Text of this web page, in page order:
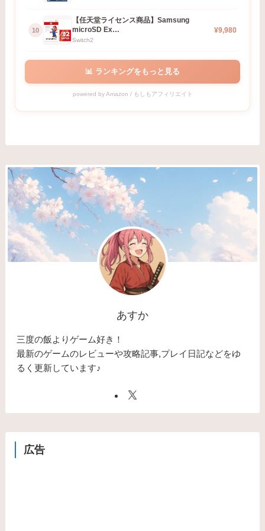
10
【任天堂ライセンス商品】Samsung
microSD Ex…
Switch2
¥9,980
📊 ランキングをもっと見る
powered by Amazon / もしもアフィリエイト
あすか
三度の飯よりゲーム好き！
最新のゲームのレビューや攻略記事,プレイ日記などをゆ
るく更新しています♪
広告